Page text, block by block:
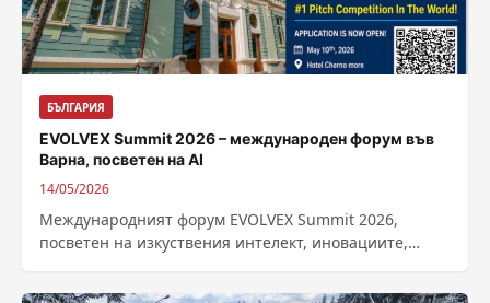
БЪЛГАРИЯ
EVOLVEX Summit 2026 – международен форум във
Варна, посветен на AI
14/05/2026
Mеждународният форум EVOLVEX Summit 2026,
посветен на изкуствения интелект, иновациите,